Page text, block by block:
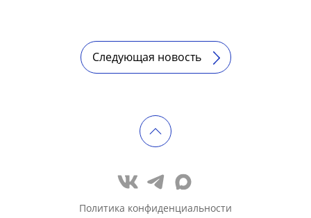
Следующая новость
Политика конфиденциальности